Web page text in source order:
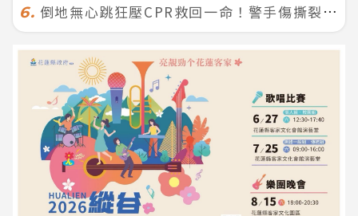
6. 倒地無心跳狂壓CPR救回一命！警手傷撕裂仍不放手 竟救到藝人何篤霖哥哥